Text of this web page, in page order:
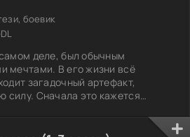
боевик
деле, был обычным
мечтами. В его жизни всё
загадочный артефакт,
силу. Сначала это кажется
проблемами — от хулиганов до